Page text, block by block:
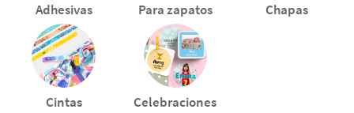
Adhesivas Para zapatos Chapas
Cintas Celebraciones